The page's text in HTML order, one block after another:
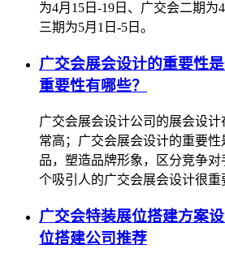
为4月15日-19日、广交会二期为
三期为5月1日-5日。
广交会展会设计的重要性
重要性有哪些？
广交会展会设计公司的展会设
常高；广交会展会设计的重要
品，塑造品牌形象，区分竞争
个吸引人的广交会展会设计很重
广交会特装展位搭建方案
位搭建公司推荐